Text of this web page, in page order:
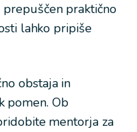
praktično
lahko pripiše
obstaja in
pomen. Ob
mentorja za